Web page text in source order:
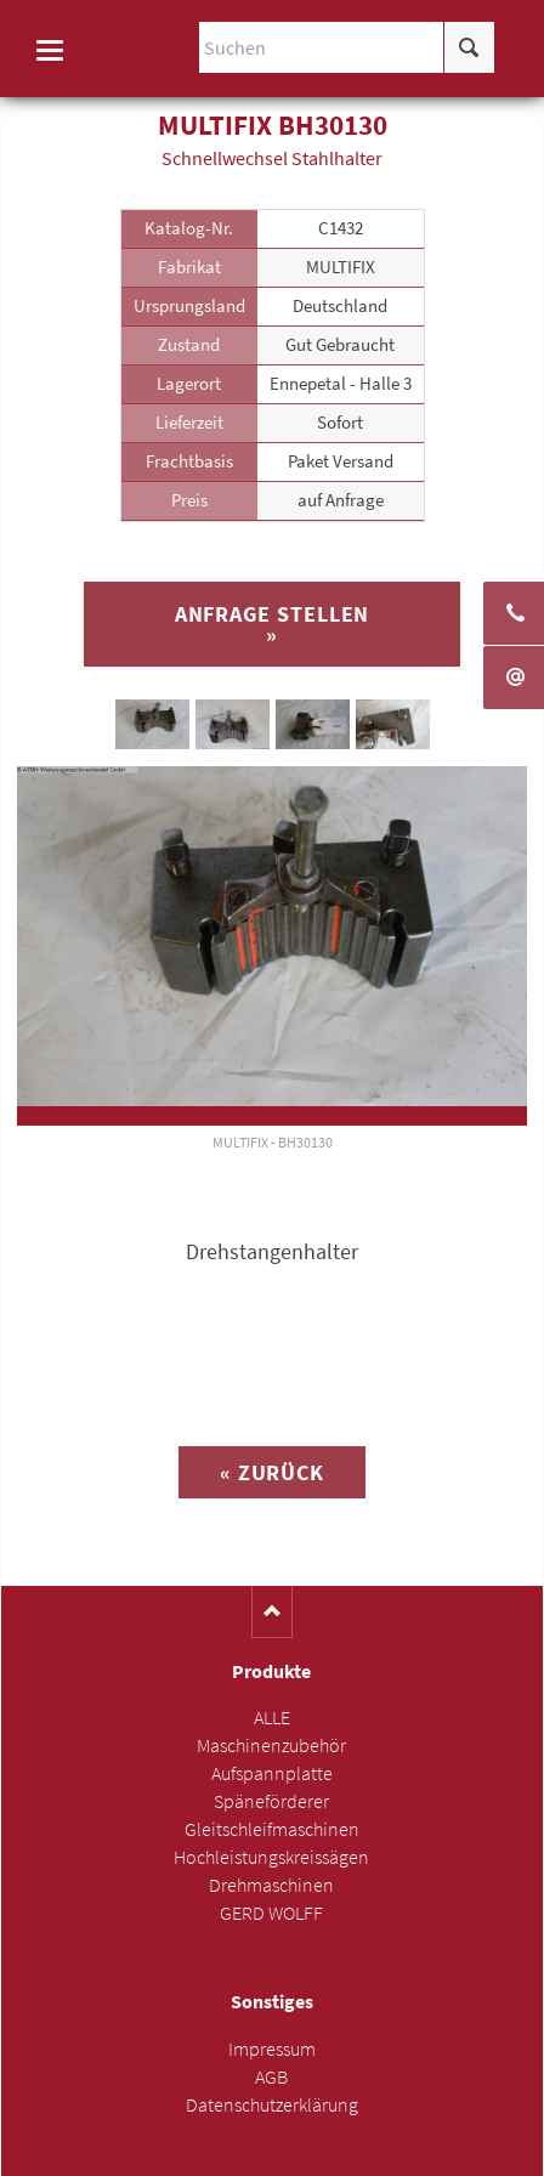
MULTIFIX - BH30130
MULTIFIX BH30130
Schnellwechsel Stahlhalter
Katalog-Nr.
C1432
Fabrikat
MULTIFIX
Ursprungsland
Deutschland
Zustand
Gut Gebraucht
Lagerort
Ennepetal - Halle 3
Lieferzeit
Sofort
Frachtbasis
Paket Versand
Preis
auf Anfrage
ANFRAGE STELLEN
»
Drehstangenhalter
« ZURÜCK
Produkte
ALLE
Maschinenzubehör
Aufspannplatte
Späneförderer
Gleitschleifmaschinen
Hochleistungskreissägen
Drehmaschinen
GERD WOLFF
Sonstiges
Impressum
AGB
Datenschutzerklärung